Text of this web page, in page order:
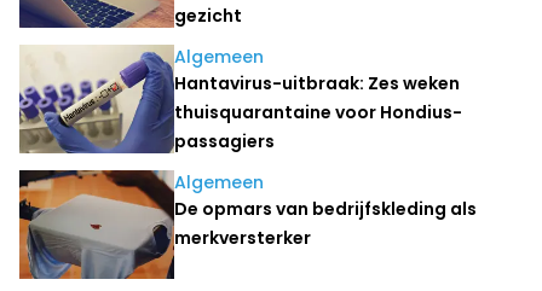
gezicht
Algemeen
Hantavirus-uitbraak: Zes weken
thuisquarantaine voor Hondius-
passagiers
Algemeen
De opmars van bedrijfskleding als
merkversterker